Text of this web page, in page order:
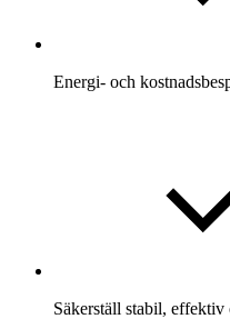
Energi- och
Säkerställ stabil,